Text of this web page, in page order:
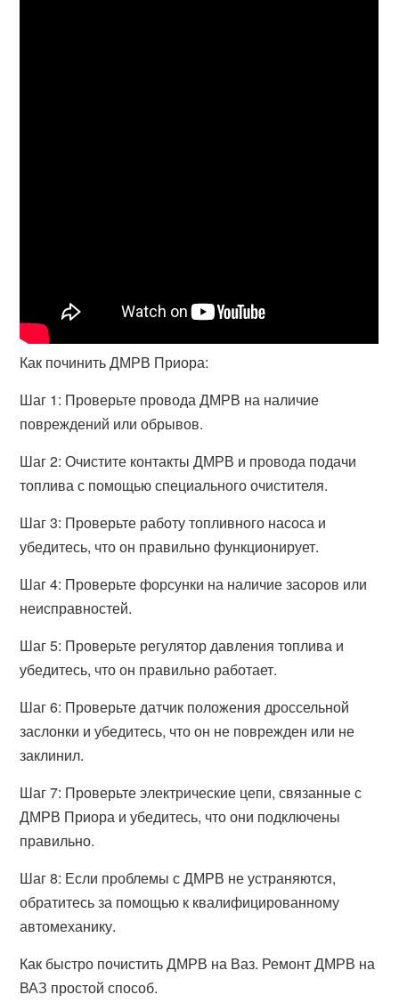
Как починить ДМРВ Приора:
Шаг 1: Проверьте провода ДМРВ на наличие
повреждений или обрывов.
Шаг 2: Очистите контакты ДМРВ и провода подачи
топлива с помощью специального очистителя.
Шаг 3: Проверьте работу топливного насоса и
убедитесь, что он правильно функционирует.
Шаг 4: Проверьте форсунки на наличие засоров или
неисправностей.
Шаг 5: Проверьте регулятор давления топлива и
убедитесь, что он правильно работает.
Шаг 6: Проверьте датчик положения дроссельной
заслонки и убедитесь, что он не поврежден или не
заклинил.
Шаг 7: Проверьте электрические цепи, связанные с
ДМРВ Приора и убедитесь, что они подключены
правильно.
Шаг 8: Если проблемы с ДМРВ не устраняются,
обратитесь за помощью к квалифицированному
автомеханику.
Как быстро почистить ДМРВ на Ваз. Ремонт ДМРВ на
ВАЗ простой способ.